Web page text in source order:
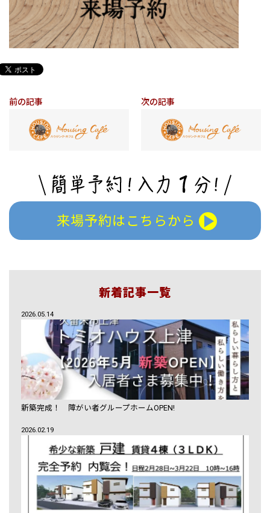
前の記事 次の記事
来場予約はこちらから
新着記事一覧
2026.05.14
新築完成！ 障がい者グループホームOPEN!
2026.02.19